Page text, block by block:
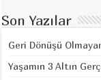
Son Yazılar
Geri Dönüşü
Yaşamın 3 Altın